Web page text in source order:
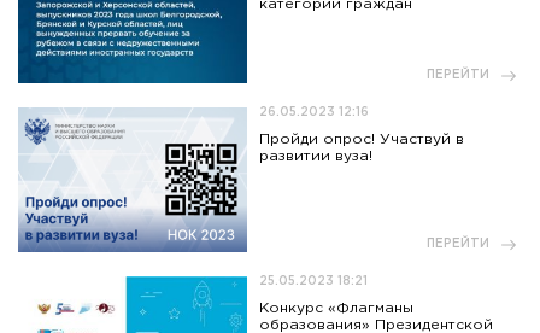
категорий граждан
ПЕРЕЙТИ
26.05.2023 12:16
Пройди опрос! Участвуй в
развитии вуза!
ПЕРЕЙТИ
25.05.2023 18:21
Конкурс «Флагманы
образования» Президентской